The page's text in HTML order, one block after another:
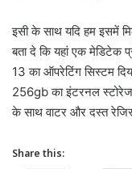
इसी के साथ यदि हम इसमें
बता दे कि यहां एक मेडिटेक
13 का ऑपरेटिंग सिस्टम
256gb का इंटरनल स्टोरेज
के साथ वाटर और दस्त
Share this: